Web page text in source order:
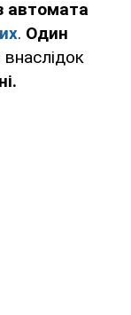
автомата
. Один
внаслідок